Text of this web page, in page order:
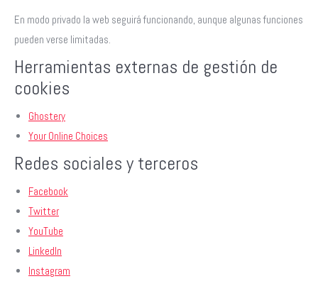
En modo privado la web seguirá funcionando, aunque algunas funciones
pueden verse limitadas.
Herramientas externas de gestión de
cookies
Ghostery
Your Online Choices
Redes sociales y terceros
Facebook
Twitter
YouTube
LinkedIn
Instagram